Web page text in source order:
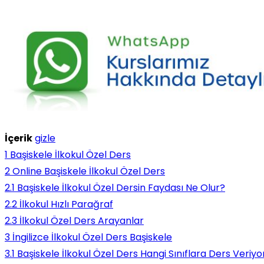
İçerikgizle
1 Başiskele İlkokul Özel Ders
2Online Başiskele İlkokul Özel Ders
2.1 Başiskele İlkokul Özel Dersin Faydası Ne Olur?
2.2 İlkokul Hızlı Parağraf
2.3 İlkokul Özel Ders Arayanlar
3 İngilizce İlkokul Özel Ders Başiskele
3.1 Başiskele İlkokul Özel Ders Hangi Sınıflara Ders